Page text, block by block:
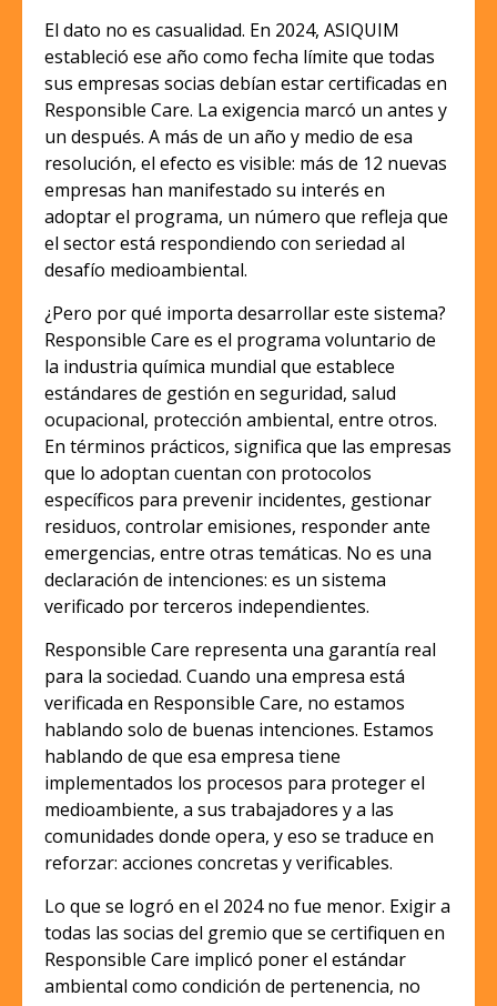
El dato no es casualidad. En 2024, ASIQUIM
estableció ese año como fecha límite que todas
sus empresas socias debían estar certificadas en
Responsible Care. La exigencia marcó un antes y
un después. A más de un año y medio de esa
resolución, el efecto es visible: más de 12 nuevas
empresas han manifestado su interés en
adoptar el programa, un número que refleja que
el sector está respondiendo con seriedad al
desafío medioambiental.
¿Pero por qué importa desarrollar este sistema?
Responsible Care es el programa voluntario de
la industria química mundial que establece
estándares de gestión en seguridad, salud
ocupacional, protección ambiental, entre otros.
En términos prácticos, significa que las empresas
que lo adoptan cuentan con protocolos
específicos para prevenir incidentes, gestionar
residuos, controlar emisiones, responder ante
emergencias, entre otras temáticas. No es una
declaración de intenciones: es un sistema
verificado por terceros independientes.
Responsible Care representa una garantía real
para la sociedad. Cuando una empresa está
verificada en Responsible Care, no estamos
hablando solo de buenas intenciones. Estamos
hablando de que esa empresa tiene
implementados los procesos para proteger el
medioambiente, a sus trabajadores y a las
comunidades donde opera, y eso se traduce en
reforzar: acciones concretas y verificables.
Lo que se logró en el 2024 no fue menor. Exigir a
todas las socias del gremio que se certifiquen en
Responsible Care implicó poner el estándar
ambiental como condición de pertenencia, no